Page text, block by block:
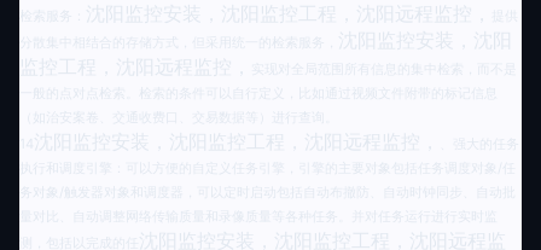
检索服务：
沈阳监控安装，沈阳监控工程，沈阳远程监控，
分散集中相结合的存储方式，但采用统一的检索服务，
沈阳监控安装，沈阳
监控工程，沈阳远程监控，
实现对全局范围所有信息的集中检索，而不是
一般的点对点检索。检索的条件可以自行定义，比如通过视频文件附带的标记信息
（如治安案卷、交通收费口、交易数据等）进行查询。
沈阳监控安装，沈阳监控工程，沈阳远程监控，
、强大的任务
执行和调度引擎：可以方便的自定义任务引擎，引擎的主要对象包括任务调度对象/任
务对象/触发器对象和调度器，可以定时启动包括自动布撤防、自动时钟同步、自动批
量对比、自动调整网络传输质量和录像质量等各种任务。并对任务运行进行实时监
测，包括以完成的任
沈阳监控安装，沈阳监控工程，沈阳远程监